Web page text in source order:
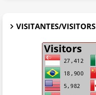
VISITANTES/VISITORS